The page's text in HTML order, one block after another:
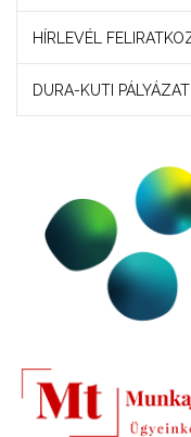
HÍRLEVÉL
DURA-KUTI PÁLYÁZAT